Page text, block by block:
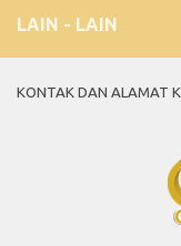
LAIN - LAIN
KONTAK DAN ALAMAT